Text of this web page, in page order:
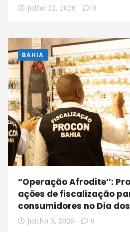
julho 22, 2026 0
BAHIA
“Operação Afrodite’’:
ações de fiscalização
consumidores no Dia
junho 5, 2026 0